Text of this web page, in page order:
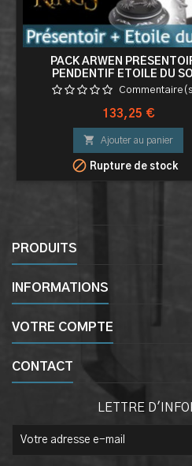
PACK ARWEN
PENDENTIF ETOILE DU
Prix
133,25 €
 Ajouter au panier
 Rupture de stock
PRODUITS
INFORMATIONS
VOTRE COMPTE
CONTACT
LETTRE